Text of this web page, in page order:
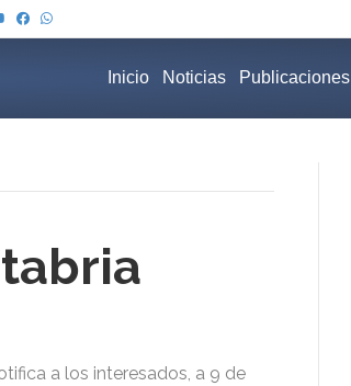
Inicio Noticias Publicaciones
a los interesados, a 9 de